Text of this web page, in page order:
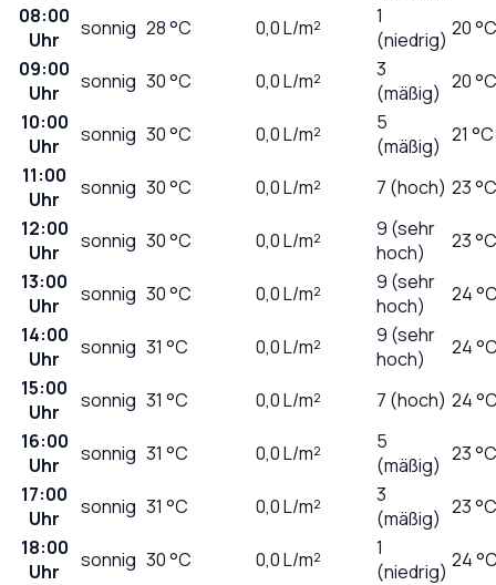
08:00
Uhr
sonnig 28°C 0,0L/m²
1
(niedrig) 20 °C
09:00
Uhr
sonnig 30°C 0,0L/m²
3
(mäßig) 20 °C
10:00
Uhr
sonnig 30°C 0,0L/m²
5
(mäßig) 21 °C
11:00
Uhr
sonnig 30°C 0,0L/m² 7 (hoch) 23 °C
12:00
Uhr
sonnig 30°C 0,0L/m²
9 (sehr
hoch)
23 °C
13:00
Uhr
sonnig 30°C 0,0L/m²
9 (sehr
hoch)
24
14:00
Uhr
sonnig 31 °C 0,0L/m²
9 (sehr
hoch)
24
15:00
Uhr
sonnig 31 °C 0,0L/m² 7 (hoch) 24
16:00
Uhr
sonnig 31 °C 0,0L/m²
5
(mäßig) 23 °C
17:00
Uhr
sonnig 31 °C 0,0L/m²
3
(mäßig) 23 °C
18:00
Uhr
sonnig 30°C 0,0L/m²
1
(niedrig) 24